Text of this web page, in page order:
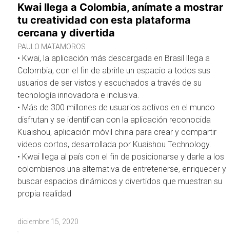
Kwai llega a Colombia, anímate a mostrar
tu creatividad con esta plataforma
cercana y divertida
PAULO MATAMOROS
• Kwai, la aplicación más descargada en Brasil llega a
Colombia, con el fin de abrirle un espacio a todos sus
usuarios de ser vistos y escuchados a través de su
tecnología innovadora e inclusiva.
• Más de 300 millones de usuarios activos en el mundo
disfrutan y se identifican con la aplicación reconocida
Kuaishou, aplicación móvil china para crear y compartir
videos cortos, desarrollada por Kuaishou Technology.
• Kwai llega al país con el fin de posicionarse y darle a los
colombianos una alternativa de entretenerse, enriquecer y
buscar espacios dinámicos y divertidos que muestran su
propia realidad
diciembre 15, 2020